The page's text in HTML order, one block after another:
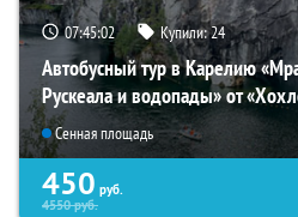
07:45:01 Купили:24
Автобусный тур в Карелию
Рускеала и водопады» от
Сенная площадь
450 руб.
4550руб.